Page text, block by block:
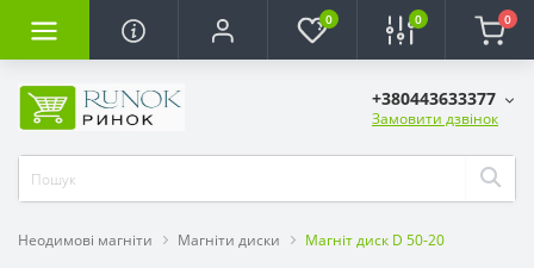
0 0 0
+380443633377
Замовити дзвінок
Неодимові магніти Магніти диски Магніт диск D 50-20